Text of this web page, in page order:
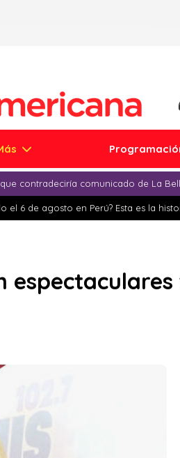
contradeciría comunicado de La
el 6 de agosto en Perú? Esta es la